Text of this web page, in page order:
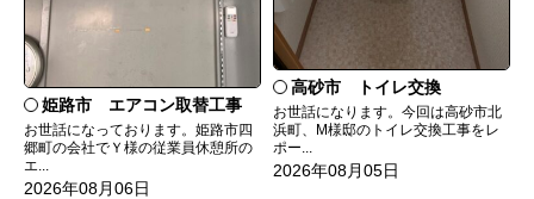
姫路市 エアコン取替工事
お世話になっております。姫路市四
郷町の会社でＹ様の従業員休憩所の
エ...
2026年08月06日
高砂市 トイレ交換
お世話になります。今回は高砂市北
浜町、M様邸のトイレ交換工事をレ
ポー...
2026年08月05日